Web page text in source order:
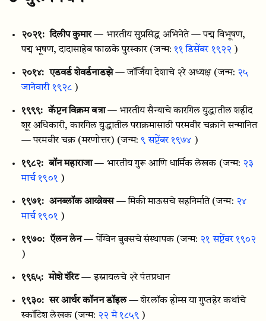
२०२१: दिलीप कुमार — भारतीय सुप्रसिद्ध अभिनेते — पद्म विभूषण,
पद्म भूषण, दादासाहेब फाळके पुरस्कार (जन्म: ११ डिसेंबर १९२२ )
२०१४: एडवर्ड शेवर्डनाडझे — जॉर्जिया देशाचे २रे अध्यक्ष (जन्म: २५
जानेवारी १९२८)
१९९९: कॅप्टन विक्रम बत्रा — भारतीय सैन्याचे कारगिल युद्धातील शहीद
शूर अधिकारी, कारगिल युद्धातील पराक्रमासाठी परमवीर चक्राने सन्मानित
— परमवीर चक्र (मरणोत्तर) (जन्म:९ सप्टेंबर १९७४ )
१९८२: बॉन महाराजा — भारतीय गुरू आणि धार्मिक लेखक (जन्म: २३
मार्च १९०१ )
१९७१: अनब्लॉक आय्व्रेक्स — मिकी माऊसचे सहनिर्माते (जन्म: २४
मार्च १९०१ )
१९७०: ऍलन लेन — पेंग्विन बुक्सचे संस्थापक (जन्म: २१ सप्टेंबर १९०२
)
१९६५: मोशे शॅरेट — इस्रायलचे २रे पंतप्रधान
१९३०: सर आर्थर कॉनन डॉइल — शेरलॉक होम्स या गुप्तहेर कथांचे
स्कॉटिश लेखक (जन्म: २२ मे १८५९ )